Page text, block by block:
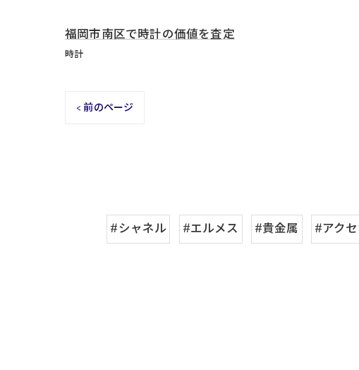
福岡市南区で時計の価値を査定
時計
< 前のページ
#シャネル #エルメス #貴金属 #アク